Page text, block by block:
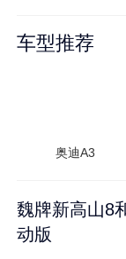
车型推荐
奥迪A3
魏牌新高山8
动版